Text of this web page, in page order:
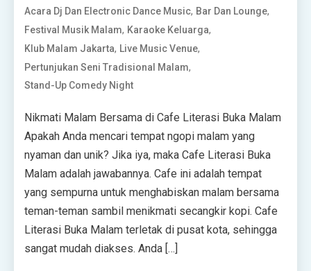
Acara Dj Dan Electronic Dance Music, Bar Dan Lounge,
Festival Musik Malam, Karaoke Keluarga,
Klub Malam Jakarta, Live Music Venue,
Pertunjukan Seni Tradisional Malam,
Stand-Up Comedy Night
Nikmati Malam Bersama di Cafe Literasi Buka Malam
Apakah Anda mencari tempat ngopi malam yang
nyaman dan unik? Jika iya, maka Cafe Literasi Buka
Malam adalah jawabannya. Cafe ini adalah tempat
yang sempurna untuk menghabiskan malam bersama
teman-teman sambil menikmati secangkir kopi. Cafe
Literasi Buka Malam terletak di pusat kota, sehingga
sangat mudah diakses. Anda […]